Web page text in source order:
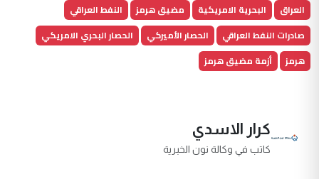
العراق البحرية الامريكية مضيق هرمز
النفط العراقي
صادرات النفط العراقي
الحصار الأميركي
الحصار البحري الامريكي
هرمز
أزمة مضيق هرمز
كرار الاسدي
كاتب في وكالة نون الخبرية